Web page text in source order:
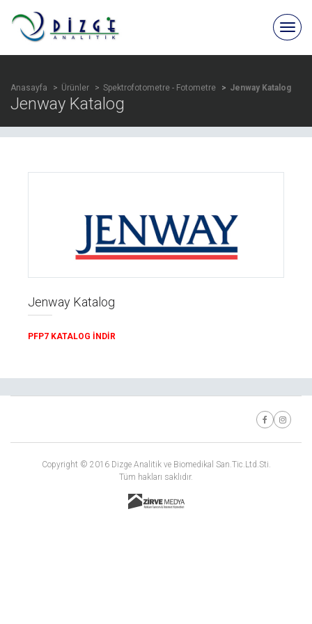
Anasayfa Ürünler Spektrofotometre - Fotometre Jenway Katalog
Jenway Katalog
Jenway Katalog
PFP7 KATALOG İNDİR
Copyright © 2016 Dizge Analitik ve Biomedikal San.Tic.Ltd.Sti.
Tüm hakları saklıdır.